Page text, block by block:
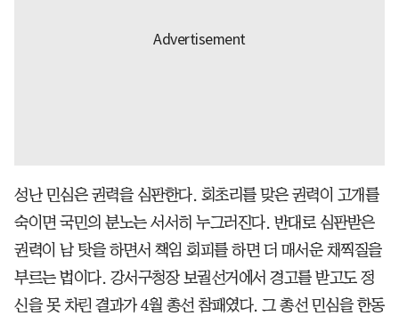
성난 민심은 권력을 심판한다. 회초리를 맞은 권력이 고개를
숙이면 국민의 분노는 서서히 누그러진다. 반대로 심판받은
권력이 남 탓을 하면서 책임 회피를 하면 더 매서운 채찍질을
부르는 법이다. 강서구청장 보궐선거에서 경고를 받고도 정
신을 못 차린 결과가 4월 총선 참패였다. 그 총선 민심을 한동